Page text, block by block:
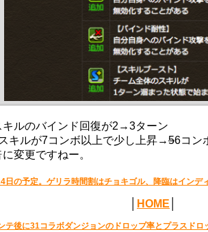
キルのバインド回復が2→3ターン
キルが7コンボ以上で少し上昇→56コン
に変更ですねー。
日の予定。ゲリラ時間割はチョキゴル、降臨はインデ
HOME
テ後に31コラボダンジョンのドロップ率とプラスドロ